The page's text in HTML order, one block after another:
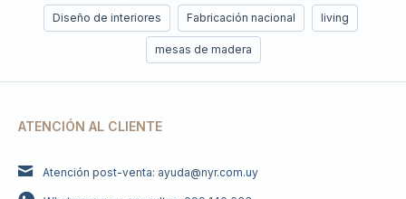
Diseño de interiores Fabricación nacional living
mesas de madera
ATENCIÓN AL CLIENTE
Atención post-venta: ayuda@nyr.com.uy